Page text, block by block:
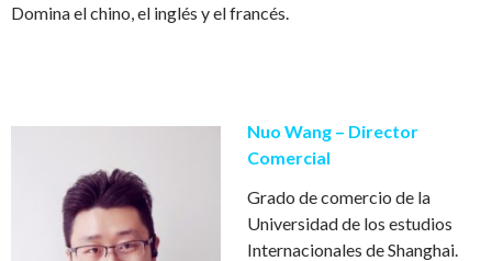
Domina el chino, el inglés y el francés.
Nuo Wang – Director
Comercial
Grado de comercio de la
Universidad de los estudios
Internacionales de Shanghai.